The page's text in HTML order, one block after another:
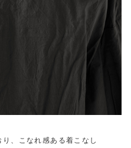
、こなれ感ある着こなし